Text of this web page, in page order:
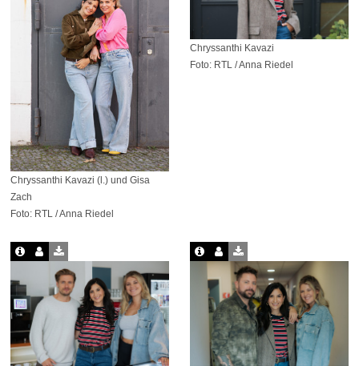
Chryssanthi Kavazi (l.) und Gisa
Zach
Foto: RTL / Anna Riedel
Chryssanthi Kavazi
Foto: RTL / Anna Riedel